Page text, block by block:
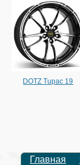
DOTZ Tupac 19
Главная